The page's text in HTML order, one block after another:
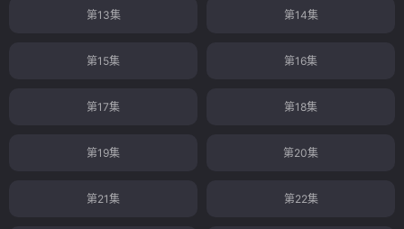
第13集 第14集
第15集 第16集
第17集 第18集
第19集 第20集
第21集 第22集